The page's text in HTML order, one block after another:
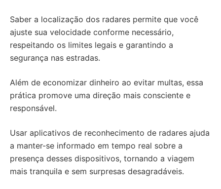
Saber a localização dos radares permite que você
ajuste sua velocidade conforme necessário,
respeitando os limites legais e garantindo a
segurança nas estradas.
Além de economizar dinheiro ao evitar multas, essa
prática promove uma direção mais consciente e
responsável.
Usar aplicativos de reconhecimento de radares ajuda
a manter-se informado em tempo real sobre a
presença desses dispositivos, tornando a viagem
mais tranquila e sem surpresas desagradáveis.